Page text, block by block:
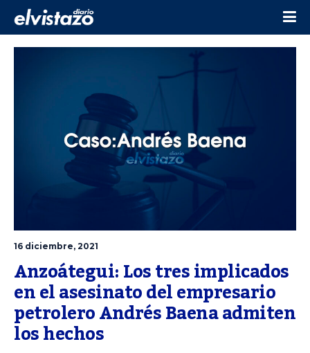
16 diciembre, 2021
Anzoátegui: Los tres implicados
en el asesinato del empresario
petrolero Andrés Baena admiten
los hechos